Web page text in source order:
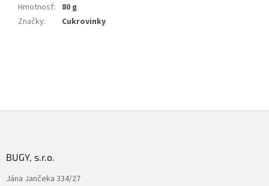
Hmotnosť: 80 g
Značky: Cukrovinky
BUGY, s.r.o.
Jána Jančeka 334/27